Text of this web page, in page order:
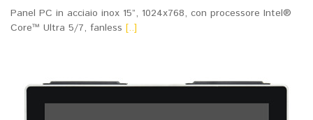
Panel PC in acciaio inox 15”, 1024x768, con processore Intel®
Core™ Ultra 5/7, fanless [..]